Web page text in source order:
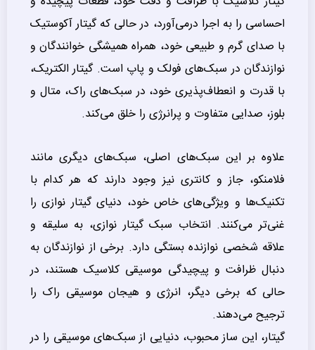
احساسی را به اجرا درمی‌آورد، در حالی که گیتار آکوستیک
با صدای گرم و طبیعی خود، همراه همیشگی خوانندگان و
نوازندگان در سبک‌های فولک و پاپ است. گیتار الکتریک،
با قدرت و انعطاف‌پذیری خود، در سبک‌های راک، متال و
بلوز، صدایی متفاوت و پرانرژی را خلق می‌کند.
علاوه بر این سبک‌های اصلی، سبک‌های دیگری مانند
فلامنکو، جاز و کانتری نیز وجود دارند که هر کدام با
تکنیک‌ها و ویژگی‌های خاص خود، دنیای گیتار نوازی را
غنی‌تر می‌کنند. انتخاب سبک گیتار نوازی، به سلیقه و
علاقه شخصی نوازنده بستگی دارد. برخی از نوازندگان به
دنبال ظرافت و پیچیدگی موسیقی کلاسیک هستند، در
حالی که برخی دیگر، انرژی و هیجان موسیقی راک را
ترجیح می‌دهند.
گیتار، این ساز محبوب، دنیایی از سبک‌های موسیقی را در